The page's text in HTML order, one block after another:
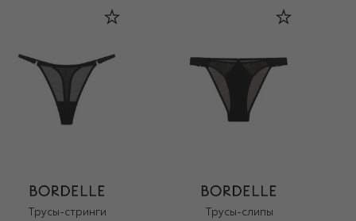
Трусы-стринги
Трусы-слипы